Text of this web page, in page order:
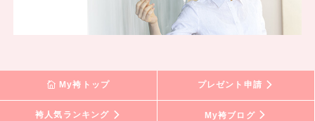
My袴トップ プレゼント申請
袴人気ランキング My袴ブログ